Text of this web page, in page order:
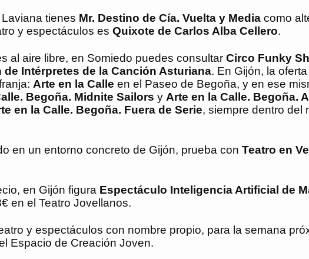
tienes Mr. Destino de Cía. Vuelta y Media como
y espectáculos es Quixote de Carlos Alba Cellero.
al aire libre, en Somiedo puedes consultar Circo Funky
Intérpretes de la Canción Asturiana. En Gijón, la
Arte en la Calle en el Paseo de Begoña, y en ese
Begoña. Midnite Sailors y Arte en la Calle. Begoña.
en la Calle. Begoña. Fuera de Serie, siempre dentro del
en un entorno concreto de Gijón, prueba con Teatro en
en Gijón figura Espectáculo Inteligencia Artificial de
en el Teatro Jovellanos.
y espectáculos con nombre propio, para la semana
Espacio de Creación Joven.